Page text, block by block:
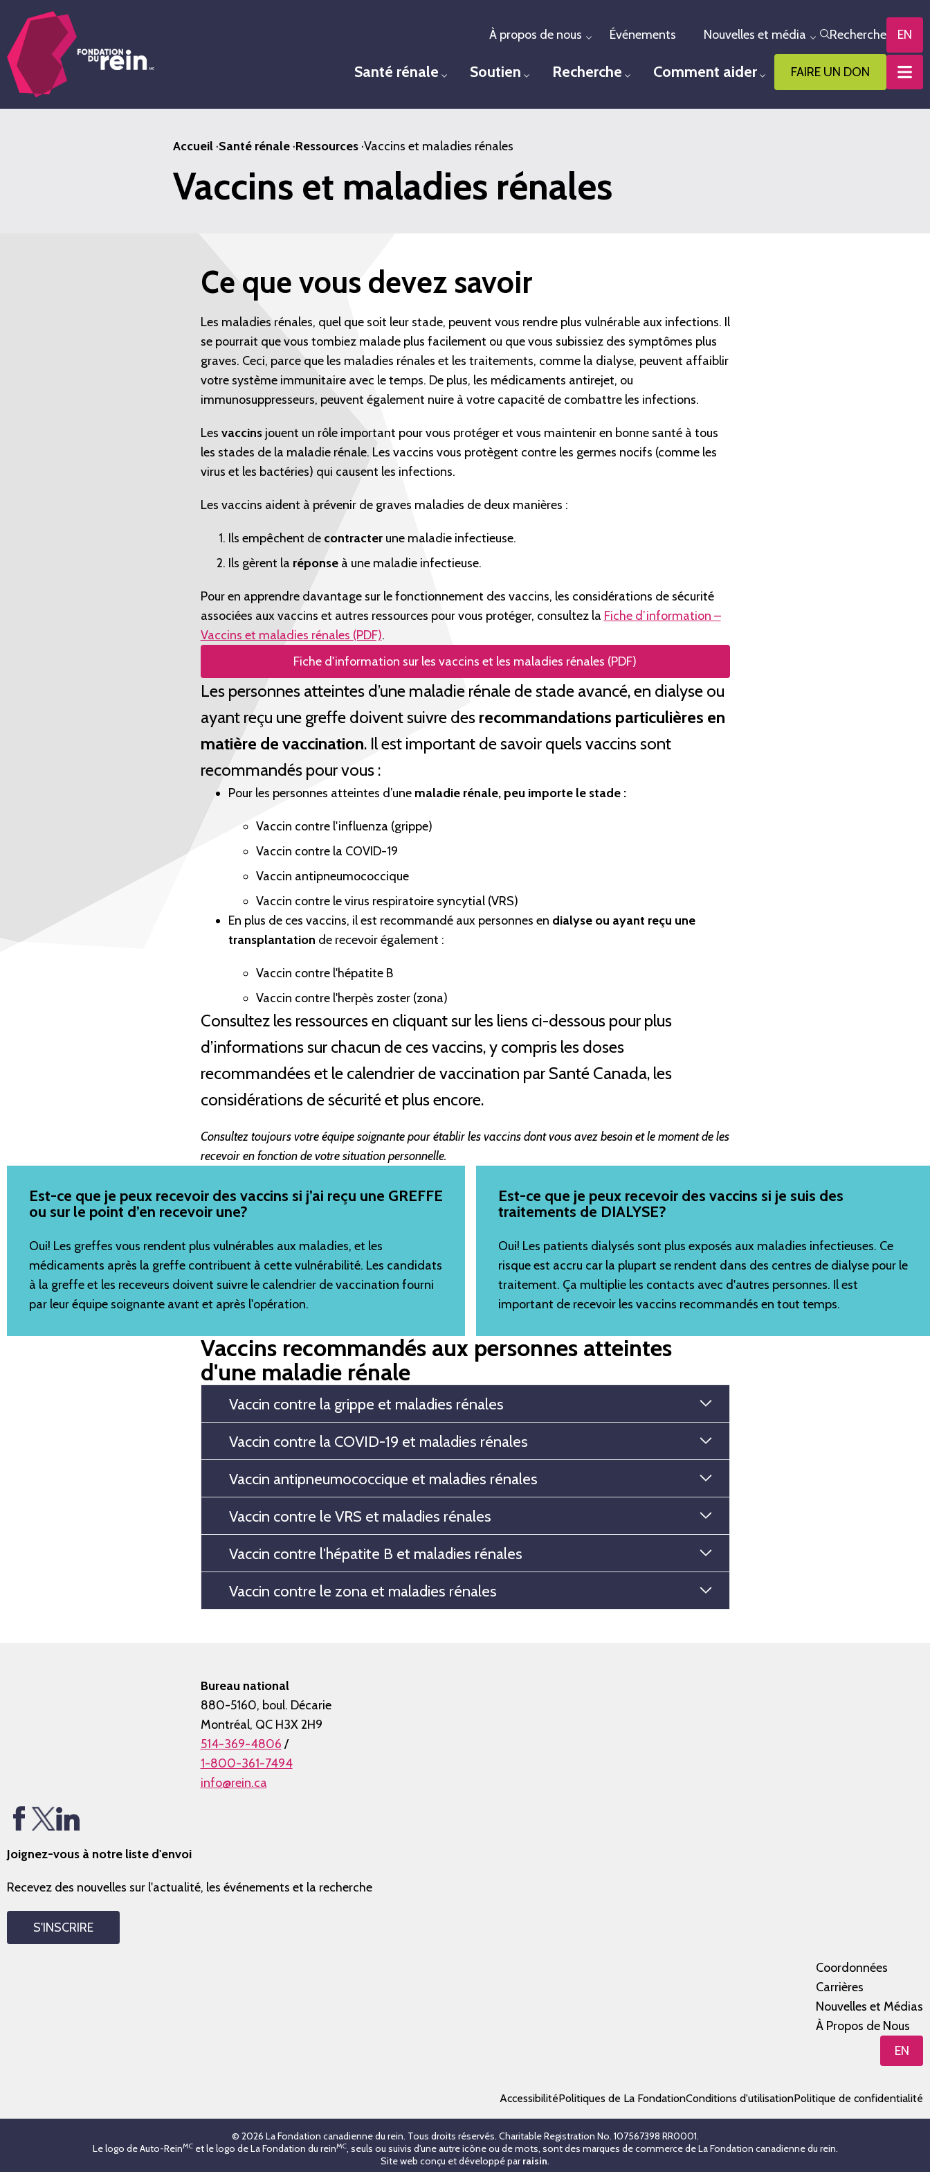
Passer
au
contenu
principal
À propos de nous Toggle menu
Événements Nouvelles et média Toggle menu
Recherche EN
Santé rénale Toggle menu
Soutien Toggle menu
Recherche Toggle menu
Comment aider Toggle menu
FAIRE UN DON
Accueil·Santé rénale·Ressources·Vaccins et maladies rénales
Vaccins et maladies rénales
Ce que vous devez savoir
Les maladies rénales, quel que soit leur stade, peuvent vous rendre plus vulnérable aux infections. Il
se pourrait que vous tombiez malade plus facilement ou que vous subissiez des symptômes plus
graves. Ceci, parce que les maladies rénales et les traitements, comme la dialyse, peuvent affaiblir
votre système immunitaire avec le temps. De plus, les médicaments antirejet, ou
immunosuppresseurs, peuvent également nuire à votre capacité de combattre les infections.
Les vaccinsjouent un rôle important pour vous protéger et vous maintenir en bonne santé à tous
les stades de la maladie rénale. Les vaccins vous protègent contre les germes nocifs (comme les
virus et les bactéries) qui causent les infections.
Les vaccins aident à prévenir de graves maladies de deux manières :
Ils empêchent de contracterune maladie infectieuse.
Ils gèrent la réponseà une maladie infectieuse.
Pour en apprendre davantage sur le fonctionnement des vaccins, les considérations de sécurité
associées aux vaccins et autres ressources pour vous protéger, consultez la Fiche d’information –
Vaccins et maladies rénales (PDF).
Fiche d'information sur les vaccins et les maladies rénales (PDF)
Les personnes atteintes d’une maladie rénale de stade avancé, en dialyse ou
ayant reçu une greffe doivent suivre des recommandations particulières en
matière de vaccination. Il est important de savoir quels vaccins sont
recommandés pour vous :
Pour les personnes atteintes d’une maladie rénale, peu importe le stade :
Vaccin contre l'influenza (grippe)
Vaccin contre la COVID-19
Vaccin antipneumococcique
Vaccin contre le virus respiratoire syncytial (VRS)
En plus de ces vaccins, il est recommandé aux personnes en dialyse ou ayant reçu une
transplantation de recevoir également :
Vaccin contre l'hépatite B
Vaccin contre l'herpès zoster (zona)
Consultez les ressources en cliquant sur les liens ci-dessous pour plus
d’informations sur chacun de ces vaccins, y compris les doses
recommandées et le calendrier de vaccination par Santé Canada, les
considérations de sécurité et plus encore.
Consultez toujours votre équipe soignante pour établir les vaccins dont vous avez besoin et le moment de les
recevoir en fonction de votre situation personnelle.
Est-ce que je peux recevoir des vaccins si j’ai reçu une GREFFE
ou sur le point d’en recevoir une?
Oui! Les greffes vous rendent plus vulnérables aux maladies, et les
médicaments après la greffe contribuent à cette vulnérabilité. Les candidats
à la greffe et les receveurs doivent suivre le calendrier de vaccination fourni
par leur équipe soignante avant et après l'opération.
Est-ce que je peux recevoir des vaccins si je suis des
traitements de DIALYSE?
Oui! Les patients dialysés sont plus exposés aux maladies infectieuses. Ce
risque est accru car la plupart se rendent dans des centres de dialyse pour le
traitement. Ça multiplie les contacts avec d'autres personnes. Il est
important de recevoir les vaccins recommandés en tout temps.
Vaccins recommandés aux personnes atteintes
d'une maladie rénale
Vaccin contre la grippe et maladies rénales
Vaccin contre la COVID-19 et maladies rénales
Vaccin antipneumococcique et maladies rénales
Vaccin contre le VRS et maladies rénales
Vaccin contre l'hépatite B et maladies rénales
Vaccin contre le zona et maladies rénales
Bureau national
880-5160, boul. Décarie
Montréal, QC H3X 2H9
514-369-4806 /
1-800-361-7494
info@rein.ca
Joignez-vous à notre liste d'envoi
Recevez des nouvelles sur l'actualité, les événements et la recherche
S'INSCRIRE
Coordonnées
Carrières
Nouvelles et Médias
À Propos de Nous
EN
AccessibilitéPolitiques de La FondationConditions d'utilisationPolitique de confidentialité
© 2026 La Fondation canadienne du rein. Tous droits réservés. Charitable Registration No. 107567398 RR0001.
Le logo de Auto-ReinMCet le logo de La Fondation du reinMC, seuls ou suivis d'une autre icône ou de mots, sont des marques de commerce de La Fondation canadienne du rein.
Site web conçu et développé parraisin.